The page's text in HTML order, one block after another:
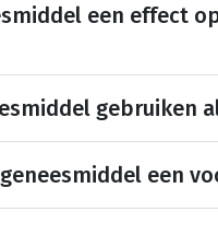
een effect
gebruiken
een